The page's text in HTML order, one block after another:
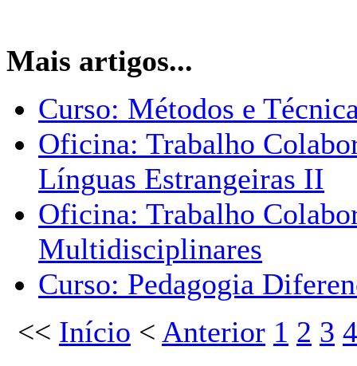
Mais artigos...
Curso: Métodos e
Oficina: Trabalho
Línguas Estrangeiras II
Oficina: Trabalho
Multidisciplinares
Curso: Pedagogia
<< Início < Anterior 1 2 3 4